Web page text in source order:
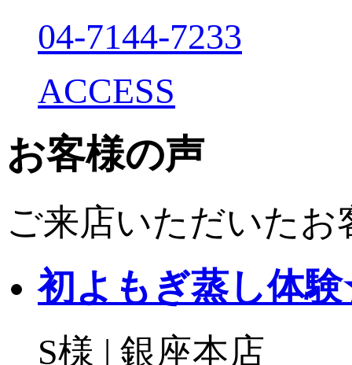
04-7144-7233
ACCESS
お客様の声
ご来店いただいたお
初よもぎ蒸し体
S様 | 銀座本店